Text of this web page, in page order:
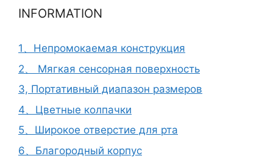
INFORMATION
1、Непромокаемая конструкция
2、 Мягкая сенсорная поверхность
3, Портативный диапазон размеров
4、Цветные колпачки
5、Широкое отверстие для рта
6、Благородный корпус